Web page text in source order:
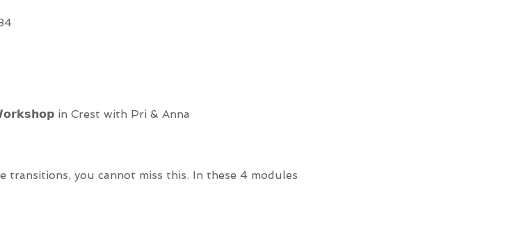
in Crest with Pri & Anna
transitions, you cannot miss this. In these 4 modules